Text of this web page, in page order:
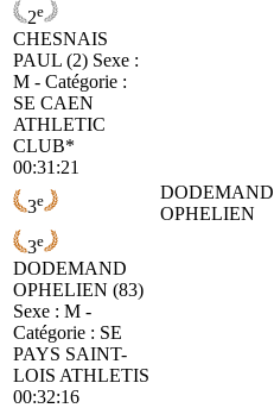
2e
CHESNAIS
PAUL (2) Sexe :
M - Catégorie :
SE CAEN
ATHLETIC
CLUB*
00:31:21
3e
DODEMAND
OPHELIEN
3e
DODEMAND
OPHELIEN (83)
Sexe : M -
Catégorie : SE
PAYS SAINT-
LOIS ATHLETIS
00:32:16